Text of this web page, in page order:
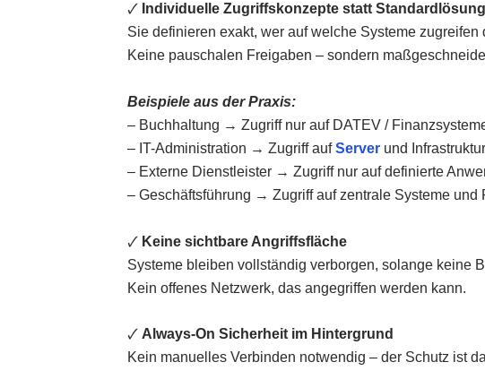
🗸 Individuelle Zugriffskonzepte statt Standardlösung
Sie definieren exakt, wer auf welche Systeme zugreifen
Keine pauschalen Freigaben – sondern
Beispiele aus der Praxis:
– Buchhaltung → Zugriff nur auf DATEV /
– IT-Administration → Zugriff aufServer und Infrastruktur
– Externe Dienstleister → Zugriff nur auf definierte
– Geschäftsführung → Zugriff auf zentrale Systeme und
🗸 Keine sichtbare Angriffsfläche
Systeme bleiben vollständig verborgen, solange keine
Kein offenes Netzwerk, das angegriffen werden kann.
🗸 Always-On Sicherheit im Hintergrund
Kein manuelles Verbinden notwendig – der Schutz ist